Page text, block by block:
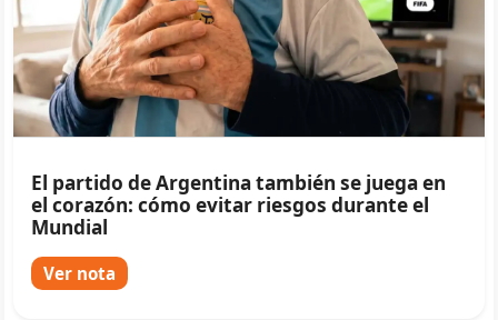
El partido de Argentina también se juega en
el corazón: cómo evitar riesgos durante el
Mundial
Ver nota